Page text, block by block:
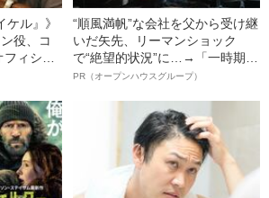
ケル』》
役、コ
フィシャ
了した
突破》
“順風満帆”な会社を父から受け継
いだ矢先、リーマンショック
で“絶望的状況”に…→「一時期は
納品3年待ち」のヒット商品を生
明かす、“逆転の戦術”
PR（オープンハウスグループ）